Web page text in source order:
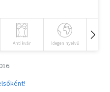
Antikvár Idegen nyelvű